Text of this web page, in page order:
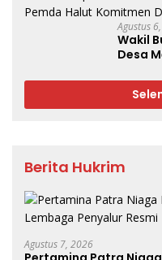
Agustus
Wakil
Desa
Berita Hukrim
Agustus 7, 2026